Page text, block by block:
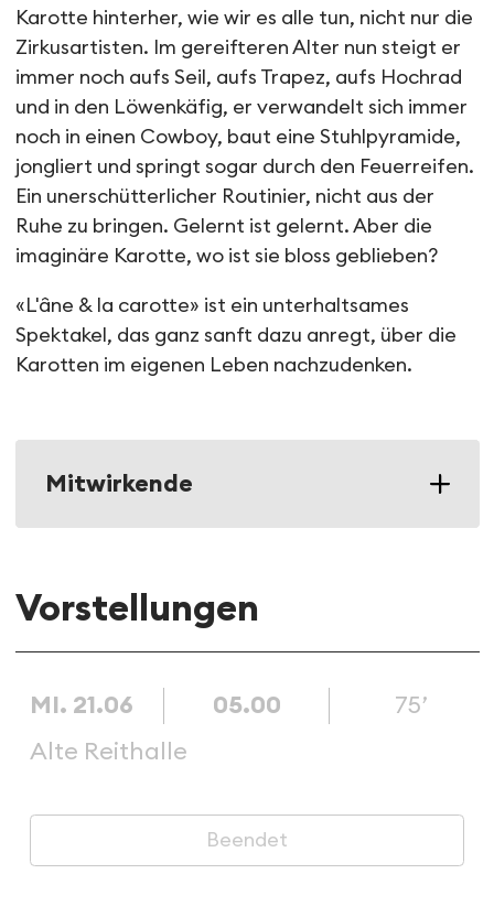
Karotte hinterher, wie wir es alle tun, nicht nur die
Zirkusartisten. Im gereifteren Alter nun steigt er
immer noch aufs Seil, aufs Trapez, aufs Hochrad
und in den Löwenkäfig, er verwandelt sich immer
noch in einen Cowboy, baut eine Stuhlpyramide,
jongliert und springt sogar durch den Feuerreifen.
Ein unerschütterlicher Routinier, nicht aus der
Ruhe zu bringen. Gelernt ist gelernt. Aber die
imaginäre Karotte, wo ist sie bloss geblieben?
«L'âne & la carotte» ist ein unterhaltsames
Spektakel, das ganz sanft dazu anregt, über die
Karotten im eigenen Leben nachzudenken.
Mitwirkende
Vorstellungen
MI. 21.06 05.00
75’
Alte Reithalle
Beendet